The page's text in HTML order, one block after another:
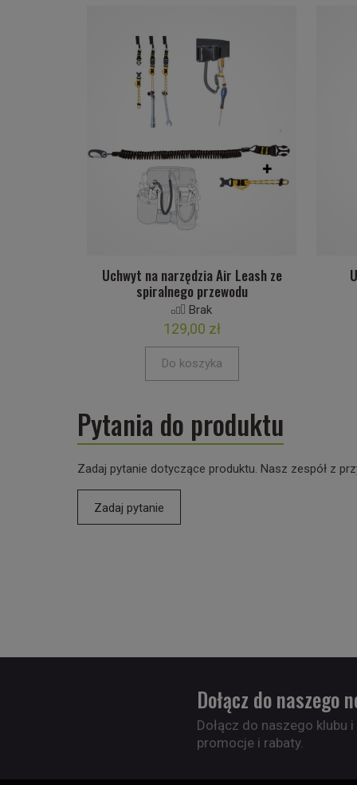
Uchwyt na narzędzia Air Leash ze
spiralnego przewodu
Brak
129,00 zł
Do koszyka
Pytania do produktu
Zadaj pytanie dotyczące produktu. Nasz zespół z
Zadaj pytanie
Dołącz do naszego
Dołącz do naszego
promocje i rabaty.